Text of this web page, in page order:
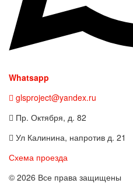
Whatsapp
glsproject@yandex.ru
Пр. Октября, д. 82
Ул Калинина, напротив д. 21
Схема проезда
© 2026 Все права защищены